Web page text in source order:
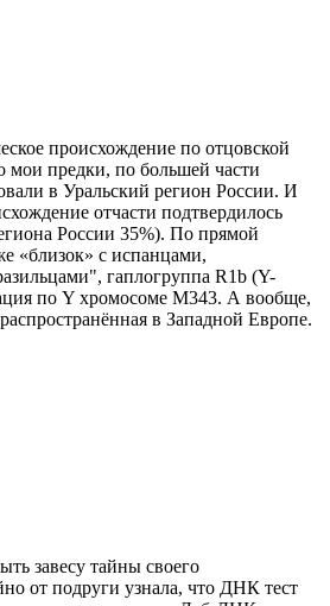
происхождение по отцовской
мои предки, по большей части
в Уральский регион России. И
отчасти подтвердилось
России 35%). По прямой
«близок» с испанцами,
гаплогруппа R1b (Y-
по Y хромосоме М343. А вообще,
в Западной Европе.
завесу тайны своего
от подруги узнала, что ДНК тест